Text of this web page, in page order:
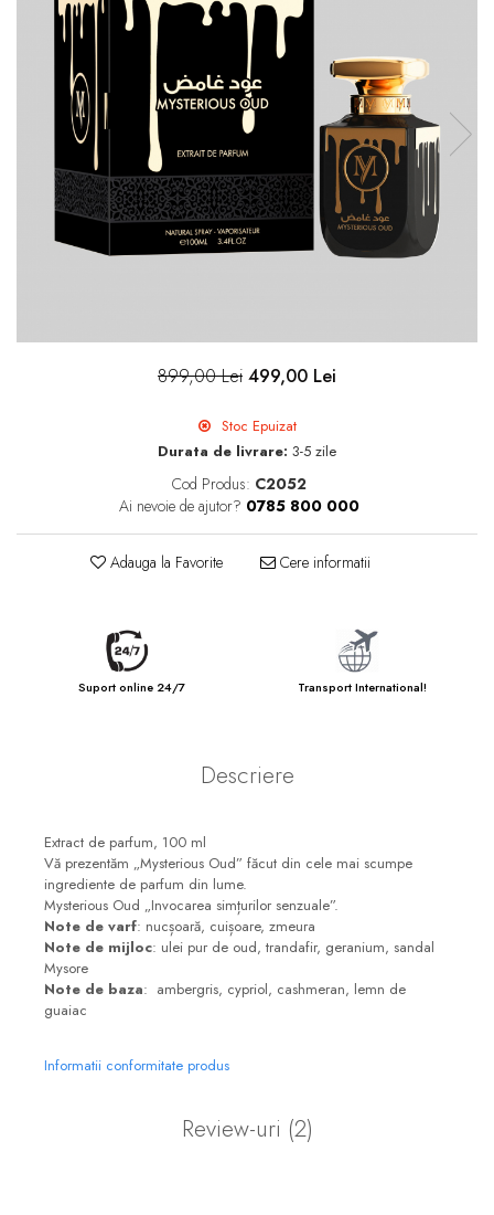
899,00 Lei 499,00 Lei
Stoc Epuizat
Durata de livrare: 3-5 zile
Cod Produs: C2052
Ai nevoie de ajutor? 0785 800 000
Adauga la Favorite Cere informatii
Suport online 24/7 Transport International!
Descriere
Extract de parfum, 100 ml
Vă prezentăm „Mysterious Oud” făcut din cele mai scumpe
ingrediente de parfum din lume.
Mysterious Oud „Invocarea simțurilor senzuale”.
Note de varf: nucșoară, cuișoare, zmeura
Note de mijloc: ulei pur de oud, trandafir, geranium, sandal
Mysore
Note de baza: ambergris, cypriol, cashmeran, lemn de
guaiac
Informatii conformitate produs
Review-uri (2)